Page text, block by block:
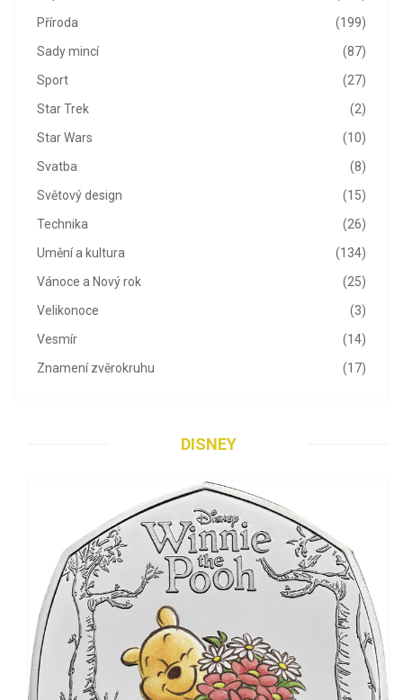
(199)
Příroda
(87)
Sady mincí
(27)
Sport
(2)
Star Trek
(10)
Star Wars
(8)
Svatba
(15)
Světový design
(26)
Technika
(134)
Umění a kultura
(25)
Vánoce a Nový rok
(3)
Velikonoce
(14)
Vesmír
(17)
Znamení zvěrokruhu
DISNEY